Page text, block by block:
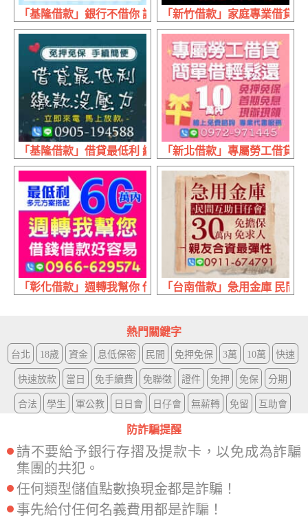
「基隆借款」銀行不借你 讓我們幫助你 | 50萬內 日日會
「新竹借款」家庭專業借貸
「基隆借款」借貸最低利 繳款沒壓力 | 立即來電 馬上放款
「新北借款」專屬勞工借貸
「彰化借款」週轉我幫你 借錢借款好容易 | 60萬內 最低利
「台南借款」急用金庫 民間
熱門關鍵字
台北 18歲 資金 息低保密 民間 免押免保 3萬 10萬 快速
快速放款 當日 免手續費 免聯徵 證件 免押 免保 分期
合法 學生 軍公教 日日會 日仔會 無薪轉 免留 互助會
防詐騙提醒
請不要給予銀行存摺及提款卡，以免成為詐騙
集團的共犯。
任何類型儲值點數換現金都是詐騙！
事先給付任何名義費用都是詐騙！